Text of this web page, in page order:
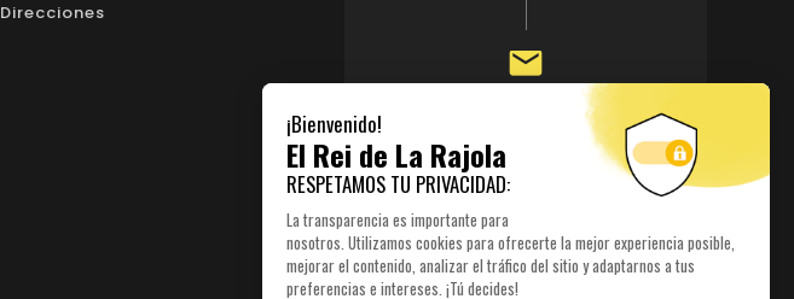
Direcciones

publi@elreidelarajola.com